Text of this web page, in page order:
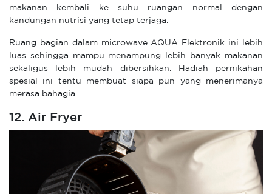
makanan kembali ke suhu ruangan normal dengan
kandungan nutrisi yang tetap terjaga.
Ruang bagian dalam microwave AQUA Elektronik ini lebih
luas sehingga mampu menampung lebih banyak makanan
sekaligus lebih mudah dibersihkan. Hadiah pernikahan
spesial ini tentu membuat siapa pun yang menerimanya
merasa bahagia.
12. Air Fryer